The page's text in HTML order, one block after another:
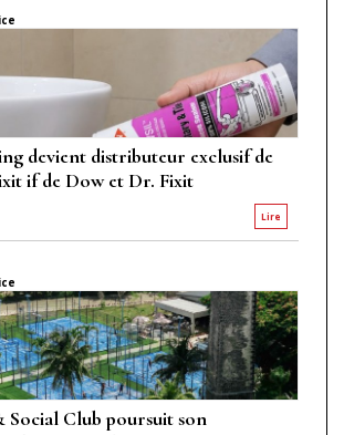
devient distributeur exclusif de
if de Dow et Dr. Fixit
Lire
Social Club poursuit son